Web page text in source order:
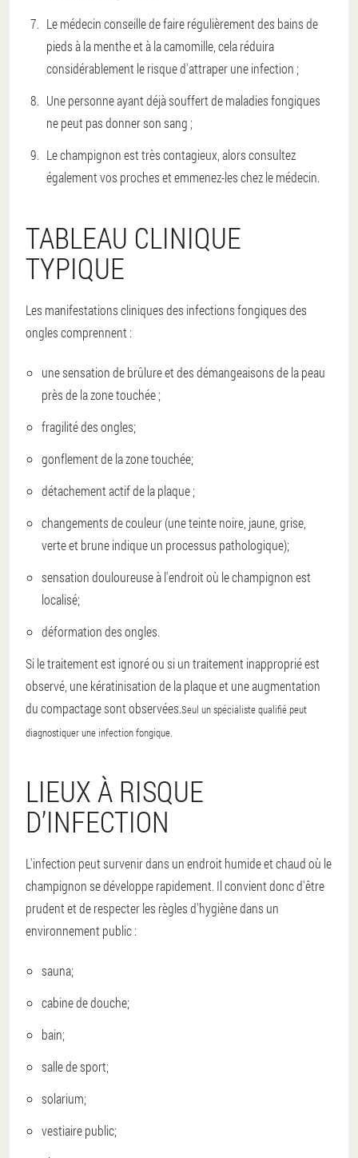
Le médecin conseille de faire régulièrement des bains de
pieds à la menthe et à la camomille, cela réduira
considérablement le risque d'attraper une infection ;
Une personne ayant déjà souffert de maladies fongiques
ne peut pas donner son sang ;
Le champignon est très contagieux, alors consultez
également vos proches et emmenez-les chez le médecin.
TABLEAU CLINIQUE
TYPIQUE
Les manifestations cliniques des infections fongiques des
ongles comprennent :
une sensation de brûlure et des démangeaisons de la peau
près de la zone touchée ;
fragilité des ongles;
gonflement de la zone touchée;
détachement actif de la plaque ;
changements de couleur (une teinte noire, jaune, grise,
verte et brune indique un processus pathologique);
sensation douloureuse à l'endroit où le champignon est
localisé;
déformation des ongles.
Si le traitement est ignoré ou si un traitement inapproprié est
observé, une kératinisation de la plaque et une augmentation
du compactage sont observées.Seul un spécialiste qualifié peut
diagnostiquer une infection fongique.
LIEUX À RISQUE
D’INFECTION
L'infection peut survenir dans un endroit humide et chaud où le
champignon se développe rapidement. Il convient donc d'être
prudent et de respecter les règles d'hygiène dans un
environnement public :
sauna;
cabine de douche;
bain;
salle de sport;
solarium;
vestiaire public;